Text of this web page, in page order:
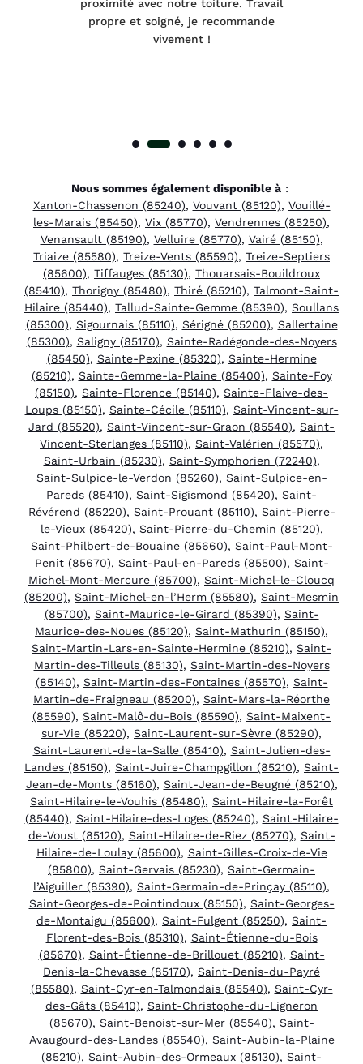
proximité avec notre toiture. Travail
propre et soigné, je recommande
vivement !
Nous sommes également disponible à:
Xanton-Chassenon (85240), Vouvant (85120), Vouillé-
les-Marais (85450), Vix (85770), Vendrennes (85250),
Venansault (85190), Velluire (85770), Vairé (85150),
Triaize (85580), Treize-Vents (85590), Treize-Septiers
(85600), Tiffauges (85130), Thouarsais-Bouildroux
(85410), Thorigny (85480), Thiré (85210), Talmont-Saint-
Hilaire (85440), Tallud-Sainte-Gemme (85390), Soullans
(85300), Sigournais (85110), Sérigné (85200), Sallertaine
(85300), Saligny (85170), Sainte-Radégonde-des-Noyers
(85450), Sainte-Pexine (85320), Sainte-Hermine
(85210), Sainte-Gemme-la-Plaine (85400), Sainte-Foy
(85150), Sainte-Florence (85140), Sainte-Flaive-des-
Loups (85150), Sainte-Cécile (85110), Saint-Vincent-sur-
Jard (85520), Saint-Vincent-sur-Graon (85540), Saint-
Vincent-Sterlanges (85110), Saint-Valérien (85570),
Saint-Urbain (85230), Saint-Symphorien (72240),
Saint-Sulpice-le-Verdon (85260), Saint-Sulpice-en-
Pareds (85410), Saint-Sigismond (85420), Saint-
Révérend (85220), Saint-Prouant (85110), Saint-Pierre-
le-Vieux (85420), Saint-Pierre-du-Chemin (85120),
Saint-Philbert-de-Bouaine (85660), Saint-Paul-Mont-
Penit (85670), Saint-Paul-en-Pareds (85500), Saint-
Michel-Mont-Mercure (85700), Saint-Michel-le-Cloucq
(85200), Saint-Michel-en-l’Herm (85580), Saint-Mesmin
(85700), Saint-Maurice-le-Girard (85390), Saint-
Maurice-des-Noues (85120), Saint-Mathurin (85150),
Saint-Martin-Lars-en-Sainte-Hermine (85210), Saint-
Martin-des-Tilleuls (85130), Saint-Martin-des-Noyers
(85140), Saint-Martin-des-Fontaines (85570), Saint-
Martin-de-Fraigneau (85200), Saint-Mars-la-Réorthe
(85590), Saint-Malô-du-Bois (85590), Saint-Maixent-
sur-Vie (85220), Saint-Laurent-sur-Sèvre (85290),
Saint-Laurent-de-la-Salle (85410), Saint-Julien-des-
Landes (85150), Saint-Juire-Champgillon (85210), Saint-
Jean-de-Monts (85160), Saint-Jean-de-Beugné (85210),
Saint-Hilaire-le-Vouhis (85480), Saint-Hilaire-la-Forêt
(85440), Saint-Hilaire-des-Loges (85240), Saint-Hilaire-
de-Voust (85120), Saint-Hilaire-de-Riez (85270), Saint-
Hilaire-de-Loulay (85600), Saint-Gilles-Croix-de-Vie
(85800), Saint-Gervais (85230), Saint-Germain-
l’Aiguiller (85390), Saint-Germain-de-Prinçay (85110),
Saint-Georges-de-Pointindoux (85150), Saint-Georges-
de-Montaigu (85600), Saint-Fulgent (85250), Saint-
Florent-des-Bois (85310), Saint-Étienne-du-Bois
(85670), Saint-Étienne-de-Brillouet (85210), Saint-
Denis-la-Chevasse (85170), Saint-Denis-du-Payré
(85580), Saint-Cyr-en-Talmondais (85540), Saint-Cyr-
des-Gâts (85410), Saint-Christophe-du-Ligneron
(85670), Saint-Benoist-sur-Mer (85540), Saint-
Avaugourd-des-Landes (85540), Saint-Aubin-la-Plaine
(85210), Saint-Aubin-des-Ormeaux (85130), Saint-